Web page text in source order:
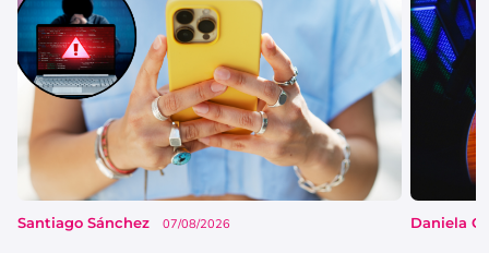
Santiago Sánchez 07/08/2026 Daniela